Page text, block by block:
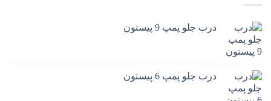
درب جلو پمپ 9 پیستون
درب جلو پمپ 6 پیستون